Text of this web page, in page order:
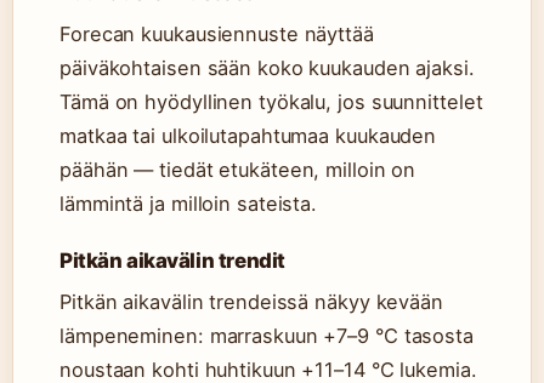
Forecan kuukausiennuste näyttää
päiväkohtaisen sään koko kuukauden ajaksi.
Tämä on hyödyllinen työkalu, jos suunnittelet
matkaa tai ulkoilutapahtumaa kuukauden
päähän — tiedät etukäteen, milloin on
lämmintä ja milloin sateista.
Pitkän aikavälin trendit
Pitkän aikavälin trendeissä näkyy kevään
lämpeneminen: marraskuun +7–9 °C tasosta
noustaan kohti huhtikuun +11–14 °C lukemia.